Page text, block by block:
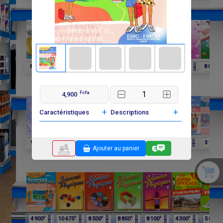
4,900 Fcfa
Caractéristiques + Descriptions +
Ajouter au panier
8 250F 6 060 4 025 8 015 6 600 3 900 8 000
9 750 9 750F F F 4 900F 3 100
4 900F 10 675F 8 500F 8 850F 8 100F 4 300F 5 000